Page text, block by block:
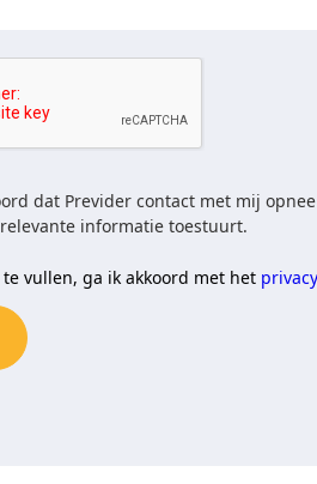
dat Previder contact met mij
informatie toestuurt.
vullen, ga ik akkoord met het